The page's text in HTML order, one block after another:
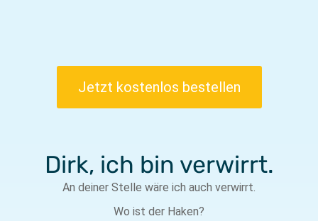
Jetzt kostenlos bestellen
Dirk, ich bin verwirrt.
An deiner Stelle wäre ich auch verwirrt.
Wo ist der Haken?